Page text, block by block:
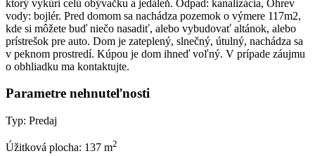
ktorý vykúri celú obývačku a jedáleň. Odpad: kanalizácia, Ohrev
vody: bojlér. Pred domom sa nachádza pozemok o výmere 117m2,
kde si môžete buď niečo nasadiť, alebo vybudovať altánok, alebo
prístrešok pre auto. Dom je zateplený, slnečný, útulný, nachádza sa
v peknom prostredí. Kúpou je dom ihneď voľný. V prípade záujmu
o obhliadku ma kontaktujte.
Parametre nehnuteľnosti
Typ: Predaj
Úžitková plocha: 137 m2